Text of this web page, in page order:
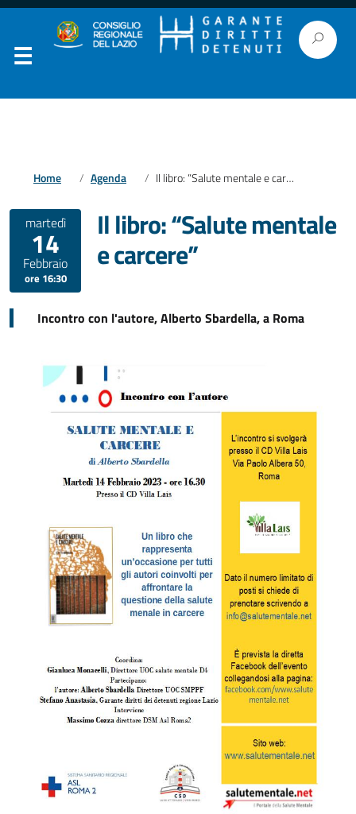
Home Agenda Il libro: “Salute mentale e carcere”
martedì
14
Febbraio
ore 16:30
Il libro: “Salute mentale
e carcere”
Incontro con l'autore, Alberto Sbardella, a Roma